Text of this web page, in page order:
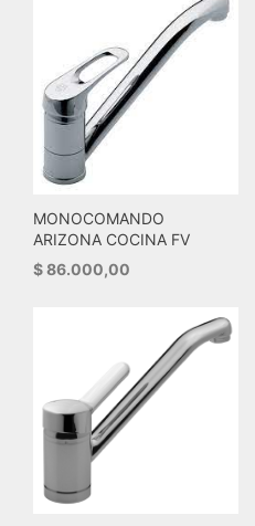
MONOCOMANDO
ARIZONA COCINA FV
$86.000,00